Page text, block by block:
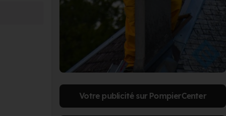
Votre publicité sur PompierCenter